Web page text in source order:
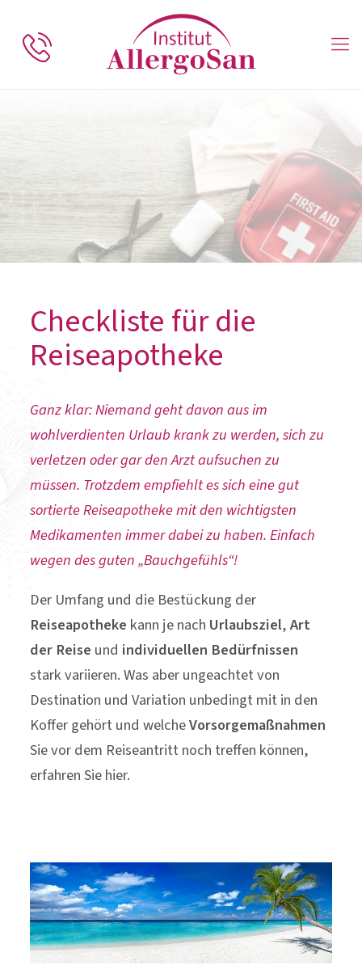
Checkliste für die
Reiseapotheke
Ganz klar: Niemand geht davon aus im
wohlverdienten Urlaub krank zu werden, sich zu
verletzen oder gar den Arzt aufsuchen zu
müssen. Trotzdem empfiehlt es sich eine gut
sortierte Reiseapotheke mit den wichtigsten
Medikamenten immer dabei zu haben. Einfach
wegen des guten „Bauchgefühls“!
Der Umfang und die Bestückung der
Reiseapotheke kann je nach Urlaubsziel,Art
der Reise und individuellen Bedürfnissen
stark variieren. Was aber ungeachtet von
Destination und Variation unbedingt mit in den
Koffer gehört und welcheVorsorgemaßnahmen
Sie vor dem Reiseantritt noch treffen können,
erfahren Sie hier.